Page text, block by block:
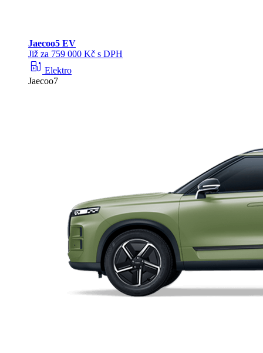
Jaecoo5 EV
Již za 759 000 Kč s DPH
ev_station Elektro
Jaecoo7